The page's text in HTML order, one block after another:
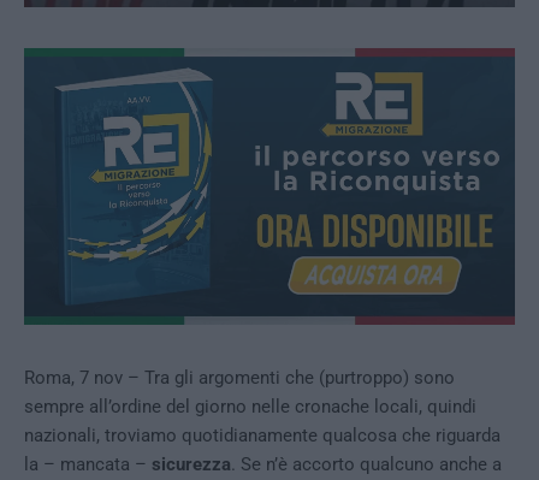
Roma, 7 nov – Tra gli argomenti che (purtroppo) sono
sempre all’ordine del giorno nelle cronache locali, quindi
nazionali, troviamo quotidianamente qualcosa che riguarda
la – mancata – sicurezza. Se n’è accorto qualcuno anche a